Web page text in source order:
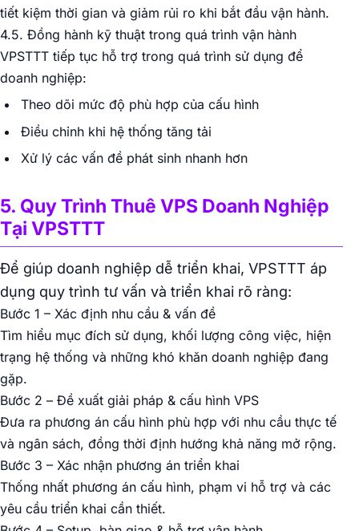
tiết kiệm thời gian và giảm rủi ro khi bắt đầu vận hành.
4.5. Đồng hành kỹ thuật trong quá trình vận hành
VPSTTT tiếp tục hỗ trợ trong quá trình sử dụng để
doanh nghiệp:
Theo dõi mức độ phù hợp của cấu hình
Điều chỉnh khi hệ thống tăng tải
Xử lý các vấn đề phát sinh nhanh hơn
5. Quy Trình Thuê VPS Doanh Nghiệp
Tại VPSTTT
Để giúp doanh nghiệp dễ triển khai, VPSTTT áp
dụng quy trình tư vấn và triển khai rõ ràng:
Bước 1 – Xác định nhu cầu & vấn đề
Tìm hiểu mục đích sử dụng, khối lượng công việc, hiện
trạng hệ thống và những khó khăn doanh nghiệp đang
gặp.
Bước 2 – Đề xuất giải pháp & cấu hình VPS
Đưa ra phương án cấu hình phù hợp với nhu cầu thực tế
và ngân sách, đồng thời định hướng khả năng mở rộng.
Bước 3 – Xác nhận phương án triển khai
Thống nhất phương án cấu hình, phạm vi hỗ trợ và các
yêu cầu triển khai cần thiết.